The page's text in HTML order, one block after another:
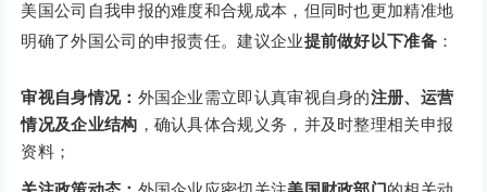
美国公司自我申报的难度和合规成本，但同时也更加精准地
明确了外国公司的申报责任。建议企业提前做好以下准备 ：
审视自身情况： 外国企业需立即认真审视自身的注册、运营
情况及企业结构 ，确认具体合规义务，并及时整理相关申报
资料；